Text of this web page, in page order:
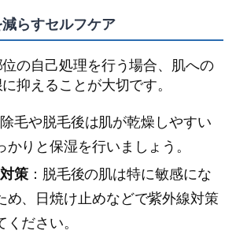
らすセルフケア
の自己処理を行う場合、肌への
抑えることが大切です。
除毛や脱毛後は肌が乾燥しやすい
かりと保湿を行いましょう。
策：脱毛後の肌は特に敏感にな
め、日焼け止めなどで紫外線対策
ださい。